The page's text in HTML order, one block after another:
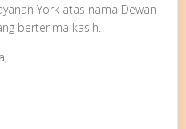
York atas nama Dewan
berterima kasih.